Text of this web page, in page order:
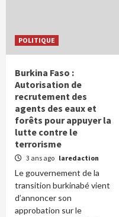
POLITIQUE
Burkina Faso :
Autorisation de
recrutement des
agents des eaux et
forêts pour appuyer la
lutte contre le
terrorisme
3 ans ago laredaction
Le gouvernement de la
transition burkinabé vient
d’annoncer son
approbation sur le